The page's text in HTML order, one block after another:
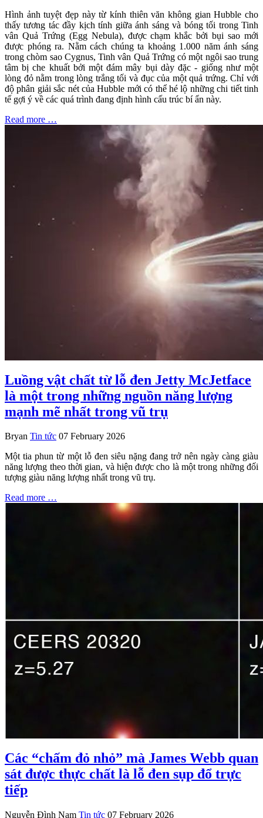
Hình ảnh tuyệt đẹp này từ kính thiên văn không gian Hubble cho
thấy tương tác đầy kịch tính giữa ánh sáng và bóng tối trong Tinh
vân Quả Trứng (Egg Nebula), được chạm khắc bởi bụi sao mới
được phóng ra. Nằm cách chúng ta khoảng 1.000 năm ánh sáng
trong chòm sao Cygnus, Tinh vân Quả Trứng có một ngôi sao trung
tâm bị che khuất bởi một đám mây bụi dày đặc - giống như một
lòng đỏ nằm trong lòng trắng tối và đục của một quả trứng. Chỉ với
độ phân giải sắc nét của Hubble mới có thể hé lộ những chi tiết tinh
tế gợi ý về các quá trình đang định hình cấu trúc bí ẩn này.
Read more …
Luồng vật chất từ lỗ đen Jetty McJetface
là một trong những nguồn năng lượng
mạnh mẽ nhất trong vũ trụ
Bryan Tin tức 07 February 2026
Một tia phun từ một lỗ đen siêu nặng đang trở nên ngày càng giàu
năng lượng theo thời gian, và hiện được cho là một trong những đối
tượng giàu năng lượng nhất trong vũ trụ.
Read more …
Các “chấm đỏ nhỏ” mà James Webb quan
sát được thực chất là lỗ đen sụp đổ trực
tiếp
Nguyễn Đình Nam Tin tức 07 February 2026